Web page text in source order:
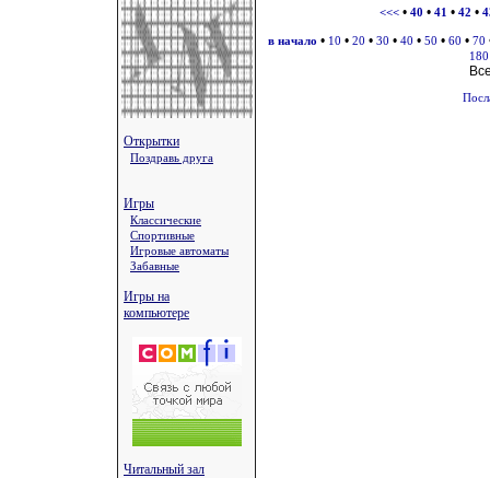
Открытки
Поздравь друга
Игры
Классические
Спортивные
Игровые автоматы
Забавные
Игры на
компьютере
Читальный зал
<<< • 40 • 41 • 42 •
в начало • 10 • 20 • 30 • 40 • 50 • 60 • 70
180